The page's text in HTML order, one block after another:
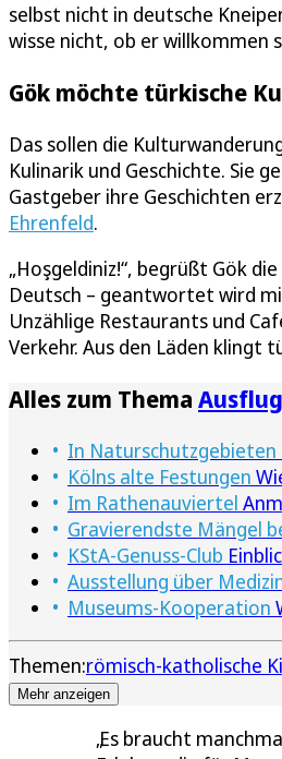
selbst nicht in deutsche
wisse nicht, ob er willkommen
Gök möchte türkische
Das sollen die
Kulinarik und Geschichte. Sie
Gastgeber ihre Geschichten
Ehrenfeld.
„Hoşgeldiniz!“, begrüßt Gök
Deutsch – geantwortet wird
Unzählige Restaurants und
Verkehr. Aus den Läden klingt
Alles zum Thema
In Naturschutzgebieten
Kölns alte Festungen
Im Rathenauviertel
Gravierendste Mängel
KStA-Genuss-Club
Ausstellung über
Museums-Kooperation
Themen:römisch-katholische
Mehr anzeigen
Es braucht